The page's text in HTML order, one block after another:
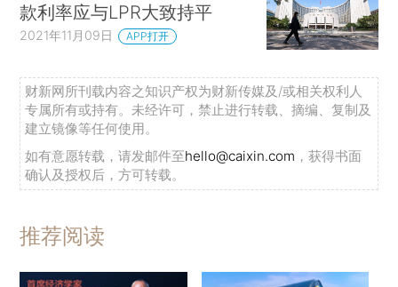
款利率应与LPR大致持平
2021年11月09日 APP打开
财新网所刊载内容之知识产权为财新传媒及/或相关权利人
专属所有或持有。未经许可，禁止进行转载、摘编、复制及
建立镜像等任何使用。
如有意愿转载，请发邮件至hello@caixin.com ，获得书面
确认及授权后，方可转载。
推荐阅读